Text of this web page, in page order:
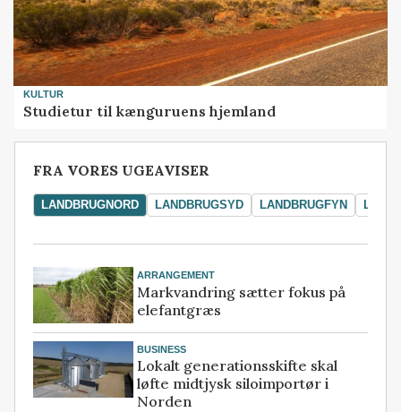
KULTUR
Studietur til kænguruens hjemland
FRA VORES UGEAVISER
LANDBRUGNORD LANDBRUGSYD LANDBRUGFYN
ARRANGEMENT
Markvandring sætter fokus på
elefantgræs
BUSINESS
Lokalt generationsskifte skal
løfte midtjysk siloimportør i
Norden